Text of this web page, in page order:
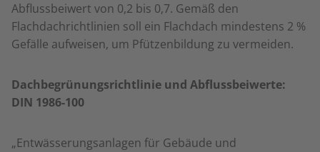
Abflussbeiwert von 0,2 bis 0,7. Gemäß den
Flachdachrichtlinien soll ein Flachdach mindestens 2 %
Gefälle aufweisen, um Pfützenbildung zu vermeiden.
Dachbegrünungsrichtlinie und Abflussbeiwerte:
DIN 1986-100
„Entwässerungsanlagen für Gebäude und